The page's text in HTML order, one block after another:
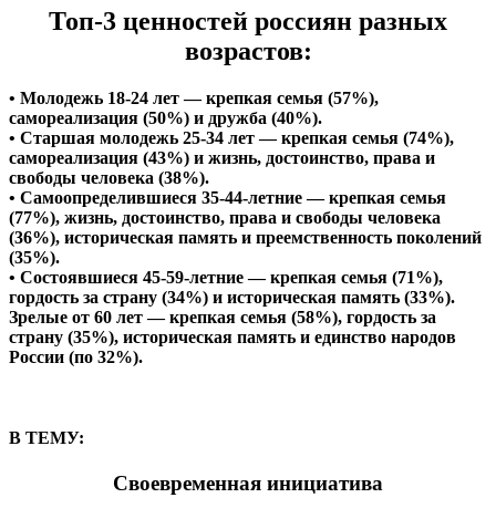
Топ-3 ценностей россиян разных
возрастов:
• Молодежь 18-24 лет — крепкая семья (57%),
самореализация (50%) и дружба (40%).
• Старшая молодежь 25-34 лет — крепкая семья (74%),
самореализация (43%) и жизнь, достоинство, права и
свободы человека (38%).
• Самоопределившиеся 35-44-летние — крепкая семья
(77%), жизнь, достоинство, права и свободы человека
(36%), историческая память и преемственность поколений
(35%).
• Состоявшиеся 45-59-летние — крепкая семья (71%),
гордость за страну (34%) и историческая память (33%).
Зрелые от 60 лет — крепкая семья (58%), гордость за
страну (35%), историческая память и единство народов
России (по 32%).
В ТЕМУ:
Своевременная инициатива